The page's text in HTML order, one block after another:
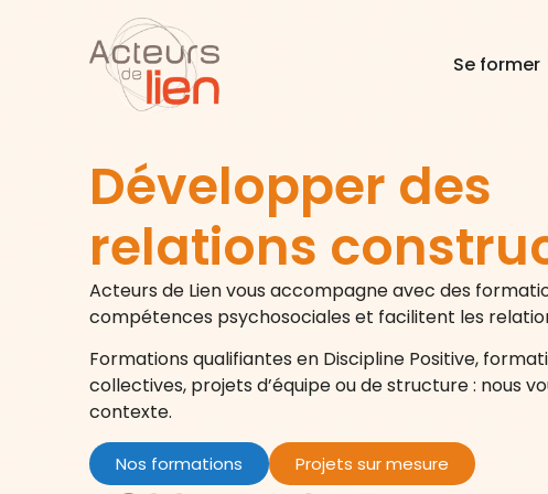
Se former
Se former
Développer des
relations
Acteurs de Lien vous accompagne avec des
compétences psychosociales et facilitent les
Formations qualifiantes en Discipline Positive,
collectives, projets d’équipe ou de structure : nous
contexte.
Nos formations Projets sur mesure